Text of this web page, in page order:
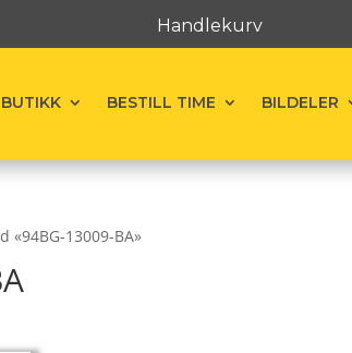
Handlekurv
BUTIKK BESTILL TIME BILDELER
13009-BA»